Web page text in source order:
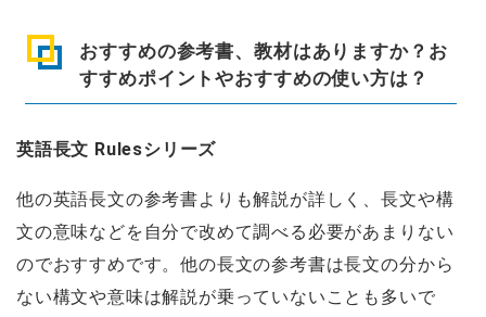
おすすめの参考書、教材はありますか？お
すすめポイントやおすすめの使い方は？
英語長文 Rulesシリーズ
他の英語長文の参考書よりも解説が詳しく、長文や構
文の意味などを自分で改めて調べる必要があまりない
のでおすすめです。他の長文の参考書は長文の分から
ない構文や意味は解説が乗っていないことも多いで